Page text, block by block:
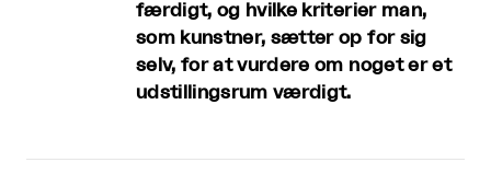
færdigt, og hvilke kriterier man,
som kunstner, sætter op for sig
selv, for at vurdere om noget er et
udstillingsrum værdigt.